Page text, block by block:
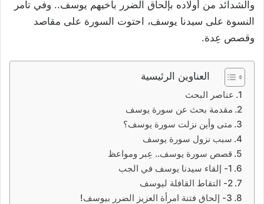
والشدائد من أولاده بإلحاق الضرر بأخيهم يوسف.. وفي تأمر
النسوة على سيدنا يوسف، احتوت السورة على مقاصد
وقصص عِدة.
العناوين الرئيسية
عناصر البحث
مقدمة بحث عن سورة يوسف
متى وأين نزلت سورة يوسف؟
سبب نزول سورة يوسف
قصص سورة يوسف.. عِبر ومواعظ
1- إلقاء سيدنا يوسف في الجب
2- التقاط القافلة ليوسف
3- إلحاق فتنة امرأة العزيز الضرر بيوسف!